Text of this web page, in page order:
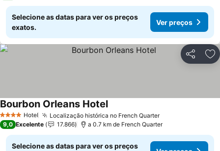
Selecione as datas para ver os preços
exatos.
Ver preços
Partilhar
4 EstrelasHotel Localização histórica no French Quarter
Bourbon Orleans Hotel
9,0 Excelente 17.866 a 0.7 km de French Quarter
Selecione as datas para ver os preços